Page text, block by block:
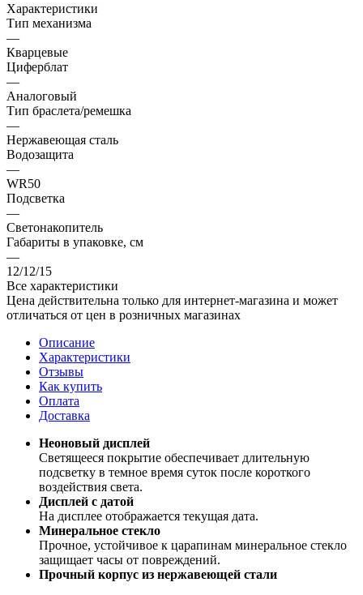
Характеристики
Тип механизма
—
Кварцевые
Циферблат
—
Аналоговый
Тип браслета/ремешка
—
Нержавеющая сталь
Водозащита
—
WR50
Подсветка
—
Светонакопитель
Габариты в упаковке, см
—
12/12/15
Все характеристики
Цена действительна только для интернет-магазина и может
отличаться от цен в розничных магазинах
Описание
Характеристики
Отзывы
Как купить
Оплата
Доставка
Неоновый дисплей
Светящееся покрытие обеспечивает длительную
подсветку в темное время суток после короткого
воздействия света.
Дисплей с датой
На дисплее отображается текущая дата.
Минеральное стекло
Прочное, устойчивое к царапинам минеральное стекло
защищает часы от повреждений.
Прочный корпус из нержавеющей стали